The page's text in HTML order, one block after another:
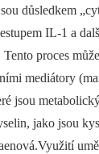
důsledkem
IL-1 a
Tento proces
mediátory
jsou
jako jsou